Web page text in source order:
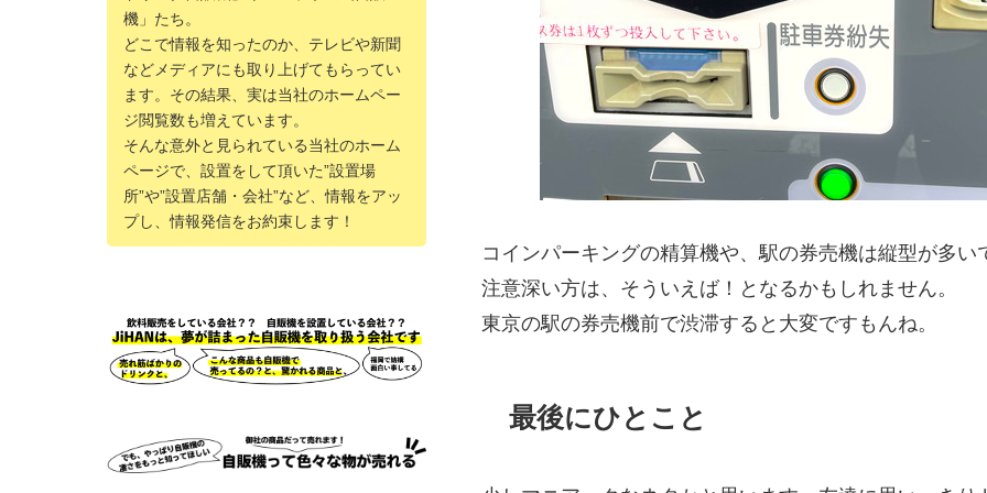
コインパーキングの精算機や、駅の券売機は縦型が多い
注意深い方は、そういえば！となるかもしれません。
東京の駅の券売機前で渋滞すると大変ですもんね。
最後にひとこと
機」たち。
どこで情報を知ったのか、テレビや新聞
などメディアにも取り上げてもらってい
ます。その結果、実は当社のホームペー
ジ閲覧数も増えています。
そんな意外と見られている当社のホーム
ページで、設置をして頂いた”設置場
所”や”設置店舗・会社”など、情報をアッ
プし、情報発信をお約束します！